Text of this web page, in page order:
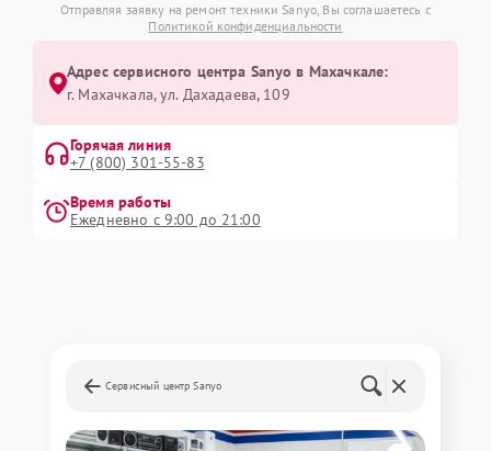
Отправляя заявку на ремонт техники Sanyo, Вы соглашаетесь с
Политикой конфиденциальности
Адрес сервисного центра Sanyo в Махачкале:
г. Махачкала, ул. Дахадаева, 109
Горячая линия
+7 (800) 301-55-83
Время работы
Ежедневно с 9:00 до 21:00
Сервисный центр Sanyo